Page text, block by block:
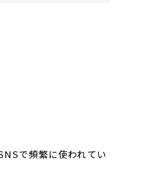
で頻繁に使われてい